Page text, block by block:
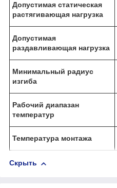
Допустимая статическая
растягивающая нагрузка
Допустимая
раздавливающая нагрузка
Минимальный радиус
изгиба
Рабочий диапазан
температур
Температура монтажа
Скрыть